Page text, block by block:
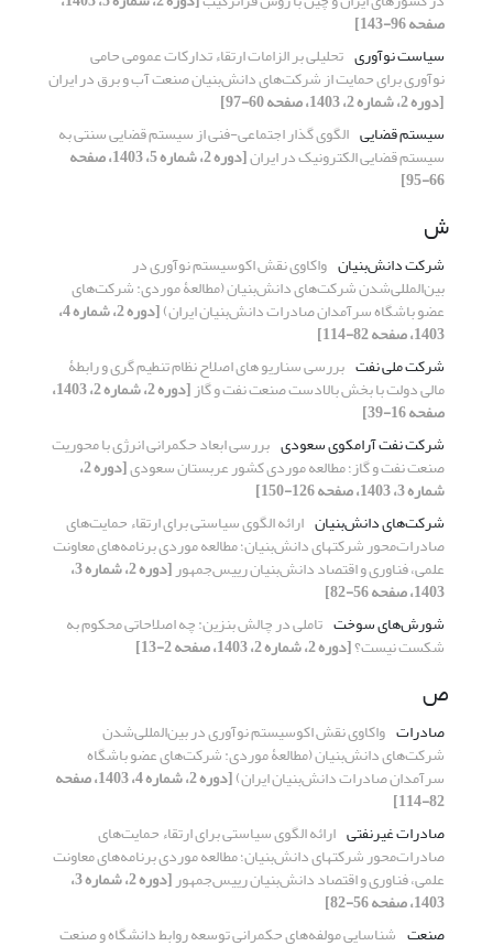
صفحه 96-143]
سیاست نوآوری تحلیلی بر الزامات ارتقاء تدارکات عمومی حامی
نوآوری برای حمایت‌ از شرکت‌های دانش‌بنیان صنعت آب و برق در ایران
[دوره 2، شماره 2، 1403، صفحه 60-97]
سیستم قضایی الگوی گذار اجتماعی-فنی از سیستم قضایی سنتی به
سیستم قضایی الکترونیک در ایران [دوره 2، شماره 5، 1403، صفحه
66-95]
ش
شرکت‌ دانش‌بنیان واکاوی نقش اکوسیستم نوآوری در
بین‌المللی‌شدن شرکت‌های دانش‌بنیان (مطالعۀ موردی: شرکت‌های
عضو باشگاه سرآمدان صادرات دانش‌بنیان ایران) [دوره 2، شماره 4،
1403، صفحه 82-114]
شرکت ملی نفت بررسی سناریو های اصلاح نظام تنطیم گری و رابطۀ
مالی دولت با بخش بالادست صنعت نفت و گاز [دوره 2، شماره 2، 1403،
صفحه 16-39]
شرکت نفت آرامکوی سعودی بررسی ابعاد حکمرانی انرژی با محوریت
صنعت نفت و گاز؛ مطالعه موردی کشور عربستان سعودی [دوره 2،
شماره 3، 1403، صفحه 126-150]
شرکت‌های دانش‌بنیان ارائه الگوی سیاستی برای ارتقاء حمایت‌های
صادرات‌محور شرکتهای دانش‌بنیان؛ مطالعه موردی برنامه‌های معاونت
علمی، فناوری و اقتصاد دانش‌بنیان رییس‌جمهور [دوره 2، شماره 3،
1403، صفحه 56-82]
شورش‌های سوخت تاملی در چالش بنزین: چه اصلاحاتی محکوم به
شکست نیست؟[دوره 2، شماره 2، 1403، صفحه 2-13]
ص
صادرات واکاوی نقش اکوسیستم نوآوری در بین‌المللی‌شدن
شرکت‌های دانش‌بنیان (مطالعۀ موردی: شرکت‌های عضو باشگاه
سرآمدان صادرات دانش‌بنیان ایران) [دوره 2، شماره 4، 1403، صفحه
82-114]
صادرات غیرنفتی ارائه الگوی سیاستی برای ارتقاء حمایت‌های
صادرات‌محور شرکتهای دانش‌بنیان؛ مطالعه موردی برنامه‌های معاونت
علمی، فناوری و اقتصاد دانش‌بنیان رییس‌جمهور [دوره 2، شماره 3،
1403، صفحه 56-82]
صنعت شناسایی مولفه‌های حکمرانی توسعه روابط دانشگاه و صنعت